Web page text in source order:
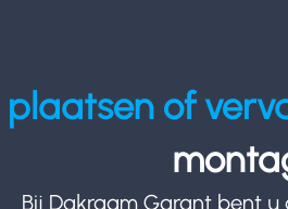
plaatsen of
Bij Dakraam Garant bent u